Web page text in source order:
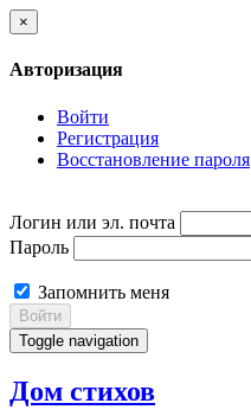
×
Авторизация
Войти
Регистрация
Восстановление пароля
Логин или эл. почта
Пароль
Запомнить меня
Войти
Toggle navigation
Дом стихов